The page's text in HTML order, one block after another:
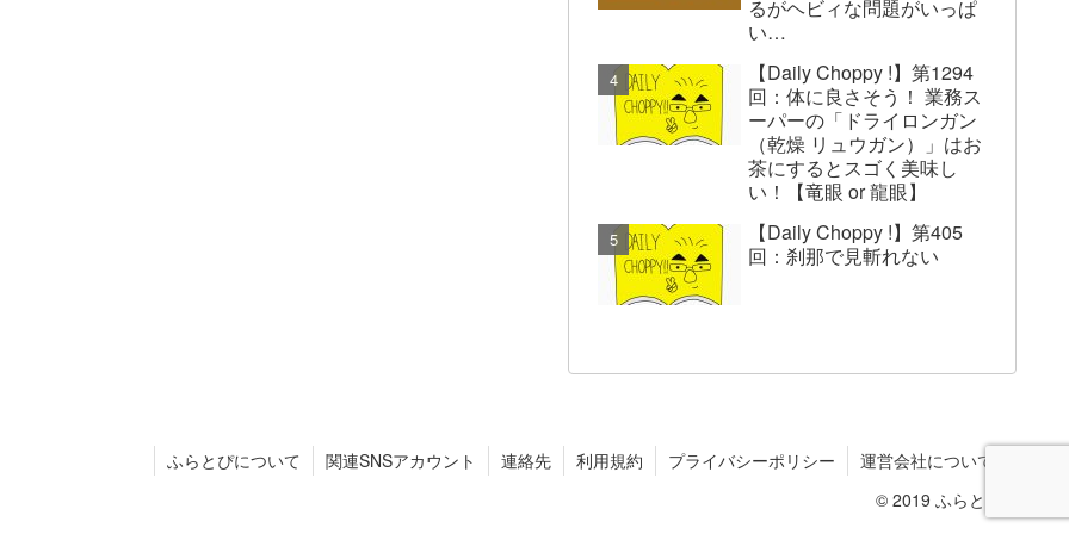
るがヘビィな問題がいっぱ
い…
【Daily Choppy !】第1294
回：体に良さそう！ 業務ス
ーパーの「ドライロンガン
（乾燥 リュウガン）」はお
茶にするとスゴく美味し
い！【竜眼 or 龍眼】
【Daily Choppy !】第405
回：刹那で見斬れない
ふらとぴについて 関連SNSアカウント 連絡先 利用規約 プライバシーポリシー
運営会社について
© 2019 ふらとぴ.